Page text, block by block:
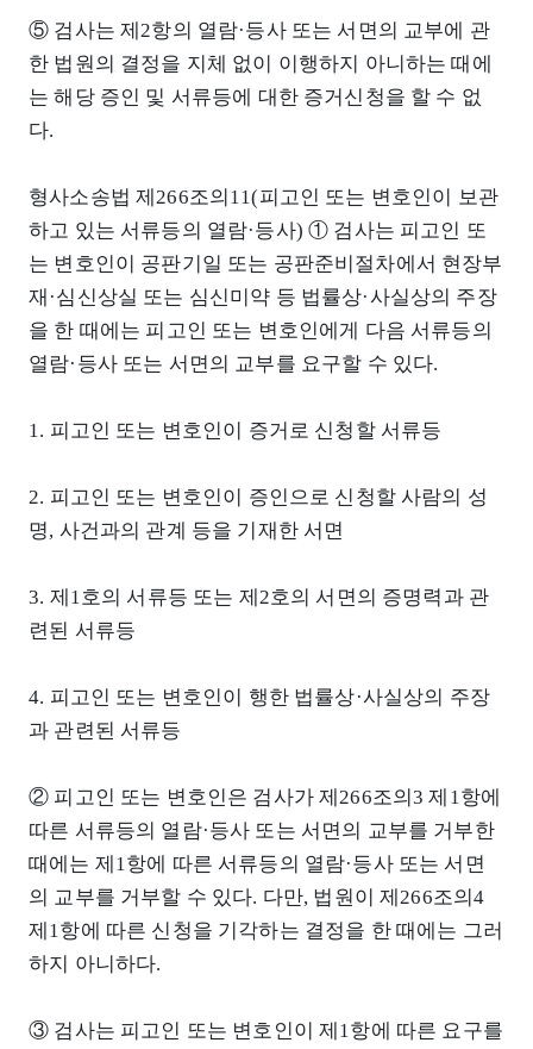
⑤ 검사는 제2항의 열람·등사 또는 서면의 교부에 관
한 법원의 결정을 지체 없이 이행하지 아니하는 때에
는 해당 증인 및 서류등에 대한 증거신청을 할 수 없
다.
형사소송법 제266조의11(피고인 또는 변호인이 보관
하고 있는 서류등의 열람·등사) ① 검사는 피고인 또
는 변호인이 공판기일 또는 공판준비절차에서 현장부
재·심신상실 또는 심신미약 등 법률상·사실상의 주장
을 한 때에는 피고인 또는 변호인에게 다음 서류등의
열람·등사 또는 서면의 교부를 요구할 수 있다.
1. 피고인 또는 변호인이 증거로 신청할 서류등
2. 피고인 또는 변호인이 증인으로 신청할 사람의 성
명, 사건과의 관계 등을 기재한 서면
3. 제1호의 서류등 또는 제2호의 서면의 증명력과 관
련된 서류등
4. 피고인 또는 변호인이 행한 법률상·사실상의 주장
과 관련된 서류등
② 피고인 또는 변호인은 검사가 제266조의3 제1항에
따른 서류등의 열람·등사 또는 서면의 교부를 거부한
때에는 제1항에 따른 서류등의 열람·등사 또는 서면
의 교부를 거부할 수 있다. 다만, 법원이 제266조의4
제1항에 따른 신청을 기각하는 결정을 한 때에는 그러
하지 아니하다.
③ 검사는 피고인 또는 변호인이 제1항에 따른 요구를